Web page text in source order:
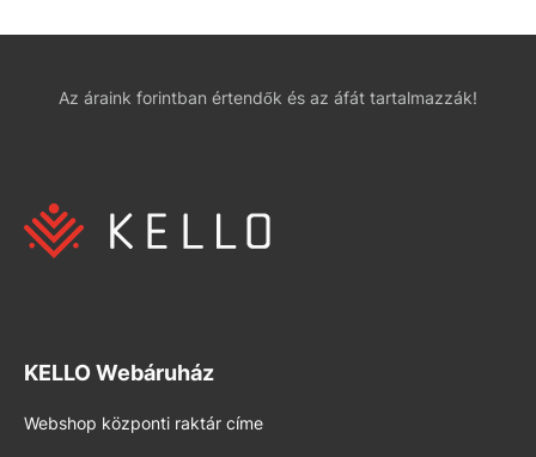
Az áraink forintban értendők és az áfát tartalmazzák!
KELLO Webáruház
Webshop központi raktár címe